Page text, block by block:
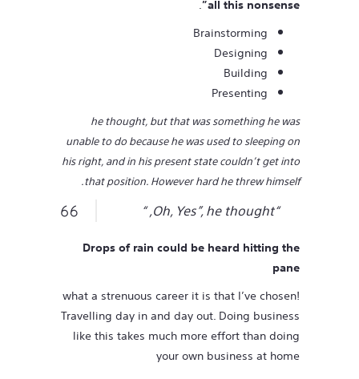
all this nonsense”
.
Brainstorming
Designing
Building
Presenting
he thought, but that was something he was
unable to do because he was used to sleeping on
his right, and in his present state couldn’t get into
that position. However hard he threw himself.
“Oh, Yes”, he thought, “
Drops of rain could be heard hitting the
pane
what a strenuous career it is that I’ve chosen!
Travelling day in and day out. Doing business
like this takes much more effort than doing
your own business at home